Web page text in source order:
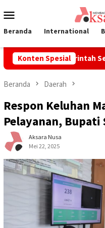
ke
Mobile
Beranda International
Konten Spesial
Pemerintah Sedang
Beranda Daerah
Respon Keluhan
Pelayanan, Bupati
Aksara Nusa
Mei 22, 2025